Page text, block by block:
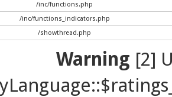
/inc/functions.php
/inc/functions_indicators.php
/showthread.php
Warning [2]